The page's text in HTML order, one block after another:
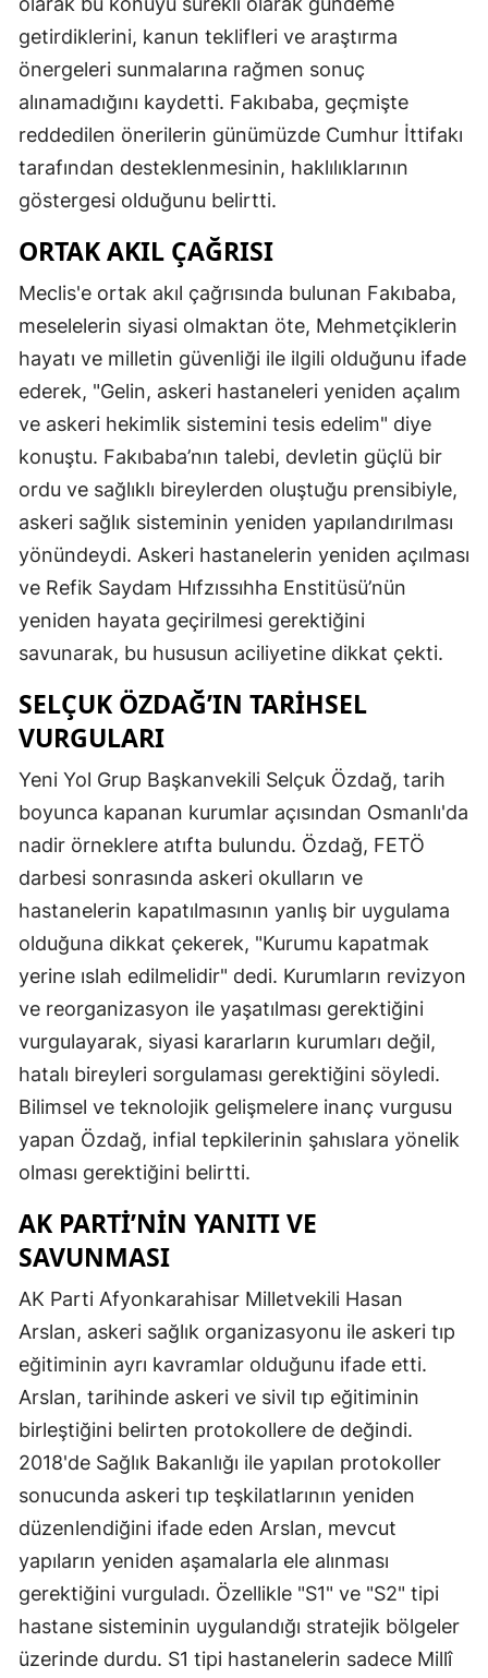
getirdiklerini, kanun teklifleri ve araştırma
önergeleri sunmalarına rağmen sonuç
alınamadığını kaydetti. Fakıbaba, geçmişte
reddedilen önerilerin günümüzde Cumhur İttifakı
tarafından desteklenmesinin, haklılıklarının
göstergesi olduğunu belirtti.
ORTAK AKIL ÇAĞRISI
Meclis'e ortak akıl çağrısında bulunan Fakıbaba,
meselelerin siyasi olmaktan öte, Mehmetçiklerin
hayatı ve milletin güvenliği ile ilgili olduğunu ifade
ederek, "Gelin, askeri hastaneleri yeniden açalım
ve askeri hekimlik sistemini tesis edelim" diye
konuştu. Fakıbaba’nın talebi, devletin güçlü bir
ordu ve sağlıklı bireylerden oluştuğu prensibiyle,
askeri sağlık sisteminin yeniden yapılandırılması
yönündeydi. Askeri hastanelerin yeniden açılması
ve Refik Saydam Hıfzıssıhha Enstitüsü’nün
yeniden hayata geçirilmesi gerektiğini
savunarak, bu hususun aciliyetine dikkat çekti.
SELÇUK ÖZDAĞ’IN TARIHSEL
VURGULARI
Yeni Yol Grup Başkanvekili Selçuk Özdağ, tarih
boyunca kapanan kurumlar açısından Osmanlı'da
nadir örneklere atıfta bulundu. Özdağ, FETÖ
darbesi sonrasında askeri okulların ve
hastanelerin kapatılmasının yanlış bir uygulama
olduğuna dikkat çekerek, "Kurumu kapatmak
yerine ıslah edilmelidir" dedi. Kurumların revizyon
ve reorganizasyon ile yaşatılması gerektiğini
vurgulayarak, siyasi kararların kurumları değil,
hatalı bireyleri sorgulaması gerektiğini söyledi.
Bilimsel ve teknolojik gelişmelere inanç vurgusu
yapan Özdağ, infial tepkilerinin şahıslara yönelik
olması gerektiğini belirtti.
AK PARTI’NIN YANITI VE
SAVUNMASI
AK Parti Afyonkarahisar Milletvekili Hasan
Arslan, askeri sağlık organizasyonu ile askeri tıp
eğitiminin ayrı kavramlar olduğunu ifade etti.
Arslan, tarihinde askeri ve sivil tıp eğitiminin
birleştiğini belirten protokollere de değindi.
2018'de Sağlık Bakanlığı ile yapılan protokoller
sonucunda askeri tıp teşkilatlarının yeniden
düzenlendiğini ifade eden Arslan, mevcut
yapıların yeniden aşamalarla ele alınması
gerektiğini vurguladı. Özellikle "S1" ve "S2" tipi
hastane sisteminin uygulandığı stratejik bölgeler
üzerinde durdu. S1 tipi hastanelerin sadece Millî